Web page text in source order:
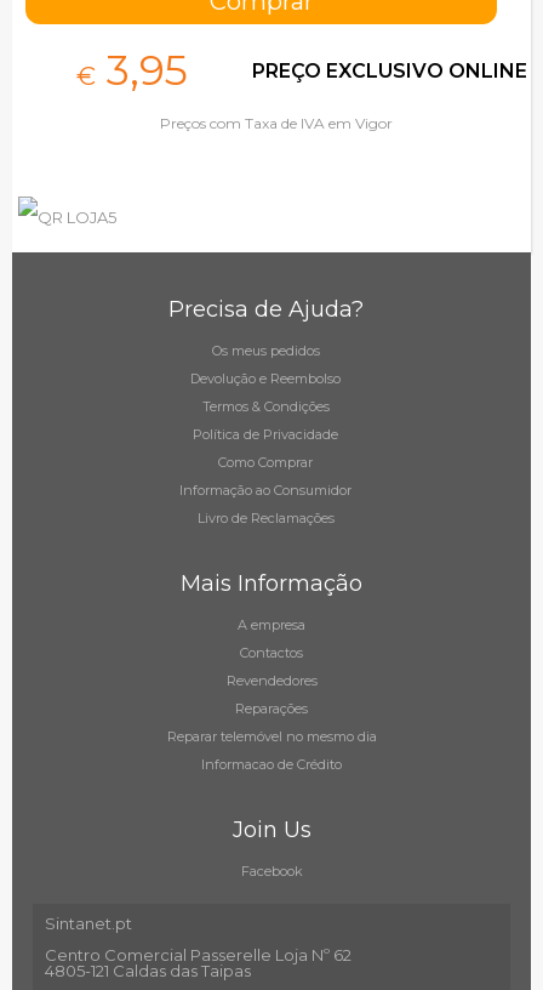
€ 3,95 PREÇO EXCLUSIVO ONLINE
Preços com Taxa de IVA em Vigor
Precisa de Ajuda?
Os meus pedidos
Devolução e Reembolso
Termos & Condições
Política de Privacidade
Como Comprar
Informação ao Consumidor
Livro de Reclamações
Mais Informação
A empresa
Contactos
Revendedores
Reparações
Reparar telemóvel no mesmo dia
Informacao de Crédito
Join Us
Facebook
Sintanet.pt
Centro Comercial Passerelle Loja Nº 62
4805-121 Caldas das Taipas